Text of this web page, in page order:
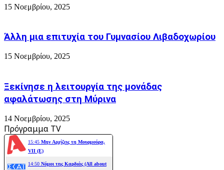
15 Νοεμβρίου, 2025
Άλλη μια επιτυχία του Γυμνασίου Λιβαδοχωρίου
15 Νοεμβρίου, 2025
Ξεκίνησε η λειτουργία της μονάδας
αφαλάτωσης στη Μύρινα
14 Νοεμβρίου, 2025
Πρόγραμμα TV